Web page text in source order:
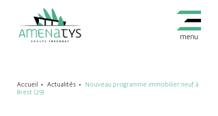
menu
Accueil Actualités
Nouveau programme immobilier neuf à
Brest (29)